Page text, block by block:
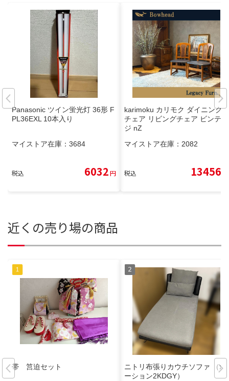
Panasonic ツイン蛍光灯 36形 F
PL36EXL 10本入り
マイストア在庫： 3684
税込 6032円
karimoku カリモク ダイニング
チェア リビングチェア ビンテー
ジ nZ
マイストア在庫： 2082
税込 13456
近くの売り場の商品
帯 筥迫セット
ニトリ布張りカウチソファ （ポ
ーション2KDGY）